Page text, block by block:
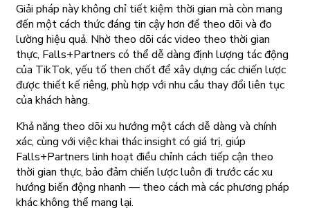
Giải pháp này không chỉ tiết kiệm thời gian mà còn mang
đến một cách thức đáng tin cậy hơn để theo dõi và đo
lường hiệu quả. Nhờ theo dõi các video theo thời gian
thực, Falls+Partners có thể dễ dàng định lượng tác động
của TikTok, yếu tố then chốt để xây dựng các chiến lược
được thiết kế riêng, phù hợp với nhu cầu thay đổi liên tục
của khách hàng.
Khả năng theo dõi xu hướng một cách dễ dàng và chính
xác, cùng với việc khai thác insight có giá trị, giúp
Falls+Partners linh hoạt điều chỉnh cách tiếp cận theo
thời gian thực, bảo đảm chiến lược luôn đi trước các xu
hướng biến động nhanh — theo cách mà các phương pháp
khác không thể mang lại.